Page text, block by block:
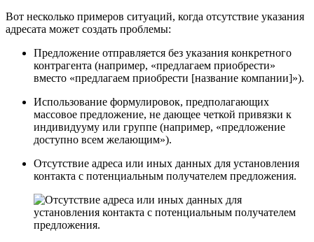
Вот несколько примеров ситуаций, когда отсутствие указания
адресата может создать проблемы:
Предложение отправляется без указания конкретного
контрагента (например, «предлагаем приобрести»
вместо «предлагаем приобрести [название компании]»).
Использование формулировок, предполагающих
массовое предложение, не дающее четкой привязки к
индивидууму или группе (например, «предложение
доступно всем желающим»).
Отсутствие адреса или иных данных для установления
контакта с потенциальным получателем предложения.